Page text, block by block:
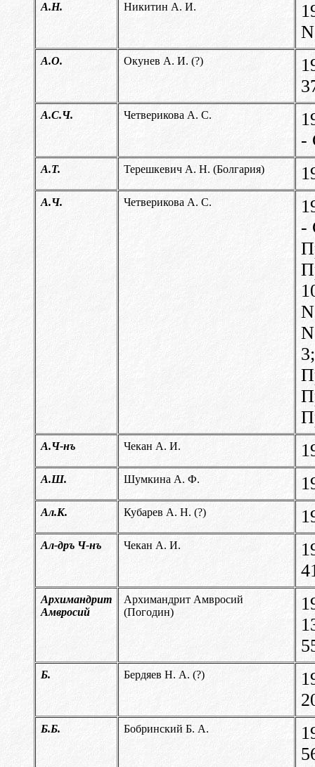
А.Н. Никитин А. И.
А.О. Окунев А. И. (?)
А.С.Ч. Четверикова А. С.
-
А.Т. Терешкевич А. Н. (Болгария)
А.Ч. Четверикова А. С.
-
А.Ч-нъ Чекан А. И.
А.Ш. Шумкина А. Ф.
Ал.К. Кубарев А. Н. (?)
Ал-дръ Ч-нъ Чекан А. И.
Архимандрит
Амвросий
Архимандрит Амвросий
(Погодин)
Б. Бердяев Н. А. (?)
Б.Б. Бобринский Б. А.